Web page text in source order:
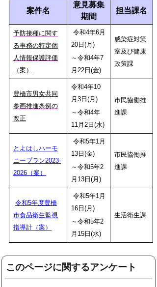
案件名
意見募集
期間
担当課名
予防接種に関す
る事務の特定個
人情報保護評価
（案）
令和4年6月
20日(月)
～令和4年7
月22日(金)
感染症対策
室及び健康
政策課
豊橋市男女共同
参画推進条例の
改正
令和4年10
月3日(月)
～令和4年
11月2日(水)
市民協働推
進課
とよはしハーモ
ニープラン2023-
2026（案）
令和5年1月
13日(金)
～令和5年2
月13日(月)
市民協働推
進課
令和5年度豊橋
市食品衛生監視
指導計（案）
令和5年1月
16日(月)
～令和5年2
月15日(水)
生活衛生課
このページに関するアンケート